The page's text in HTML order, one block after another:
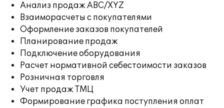
Анализ продаж ABC/XYZ
Взаиморасчеты с покупателями
Оформление заказов покупателей
Планирование продаж
Подключение оборудования
Расчет нормативной себестоимости заказов
Розничная торговля
Учет продаж ТМЦ
Формирование графика поступления оплат